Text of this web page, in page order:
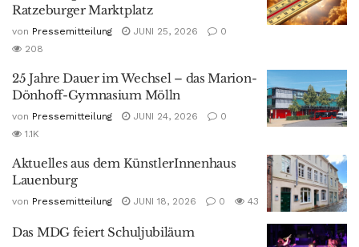
Ratzeburger Marktplatz
von Pressemitteilung JUNI 25, 2026
0
208
25 Jahre Dauer im Wechsel – das Marion-
Dönhoff-Gymnasium Mölln
von Pressemitteilung JUNI 24, 2026
0
1.1K
Aktuelles aus dem KünstlerInnenhaus
Lauenburg
von Pressemitteilung JUNI 18, 2026 0 43
Das MDG feiert Schuljubiläum